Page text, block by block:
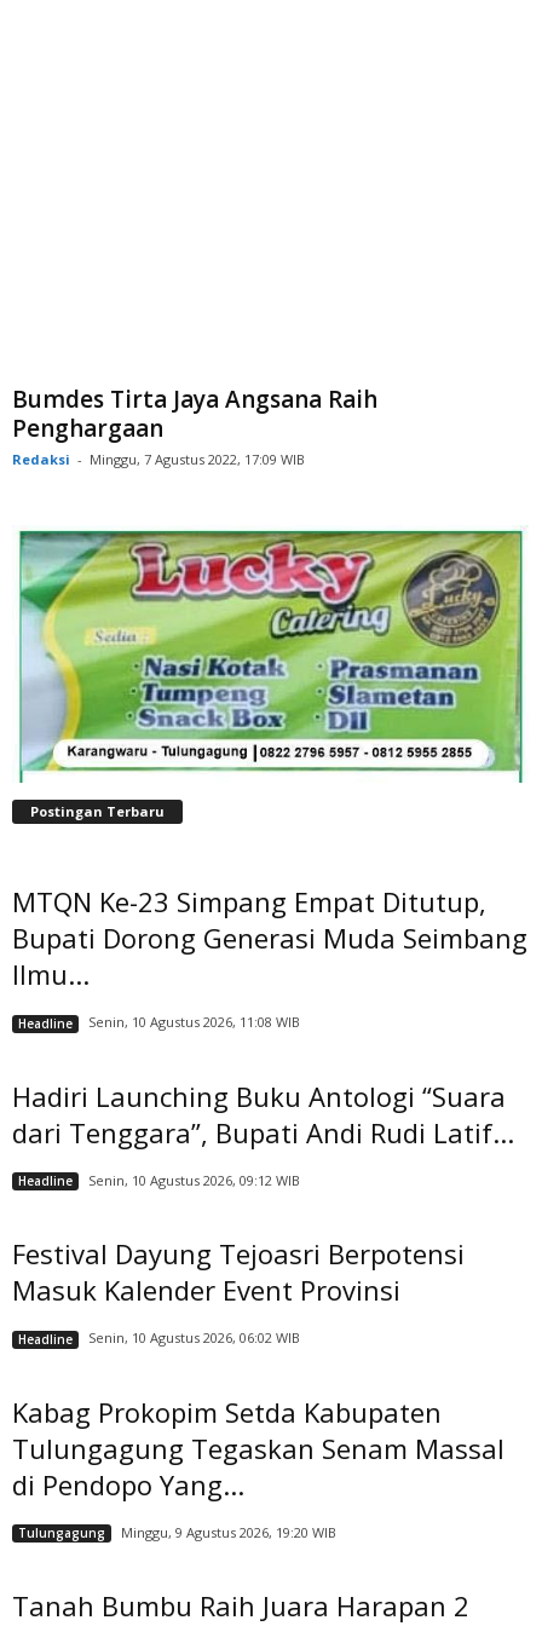
Bumdes Tirta Jaya Angsana Raih
Penghargaan
Redaksi - Minggu, 7 Agustus 2022, 17:09 WIB
Postingan Terbaru
MTQN Ke-23 Simpang Empat Ditutup,
Bupati Dorong Generasi Muda Seimbang
Ilmu...
Headline Senin, 10 Agustus 2026, 11:08 WIB
Hadiri Launching Buku Antologi “Suara
dari Tenggara”, Bupati Andi Rudi Latif...
Headline Senin, 10 Agustus 2026, 09:12 WIB
Festival Dayung Tejoasri Berpotensi
Masuk Kalender Event Provinsi
Headline Senin, 10 Agustus 2026, 06:02 WIB
Kabag Prokopim Setda Kabupaten
Tulungagung Tegaskan Senam Massal
di Pendopo Yang...
Tulungagung Minggu, 9 Agustus 2026, 19:20 WIB
Tanah Bumbu Raih Juara Harapan 2